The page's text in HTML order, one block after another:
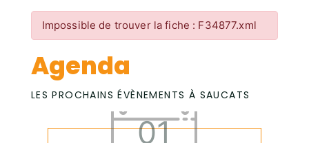
Impossible de trouver la fiche : F34877.xml
Agenda
LES PROCHAINS ÉVÈNEMENTS À SAUCATS
01